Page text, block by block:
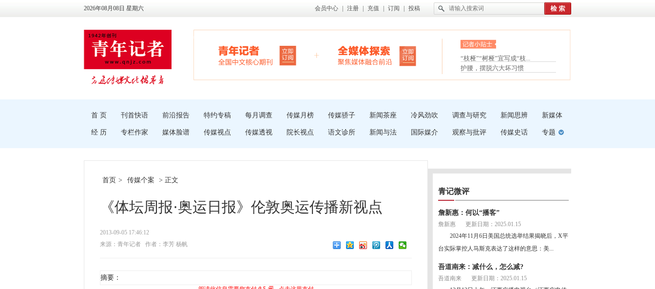
2026年08月08日 星期六 会员中心 注册 充值 订阅 投稿
眼白变红或是结膜下出血
“枝桠”“树桠”宜写成“枝...
夏天缓解疲劳有三招
护腰，摆脱六大坏习惯
受伤了冰敷还是热敷
首 页 刊首快语 前沿报告 特约专稿 每月调查 传媒月榜 传媒骄子 新闻茶座 冷风劲吹 调查与研究 新闻思辨 新媒体
经 历 专栏作家 媒体脸谱 传媒视点 传媒透视 院长视点 语文诊所 新闻与法 国际媒介 观察与批评 传媒史话 专题
首页 > 传媒个案 > 正文
《体坛周报·奥运日报》伦敦奥运传播新视点
2013-09-05 17:46:12
来源：青年记者
作者：李芳 杨帆
摘要：
青记微评
詹新惠：何以“播客”
詹新惠
更新日期：2025.01.15
2024年11月6日美国总统选举结果揭晓后，X平
台实际掌控人马斯克表达了这样的意思：美...
吾道南来：减什么，怎么减?
吾道南来
更新日期：2025.01.15